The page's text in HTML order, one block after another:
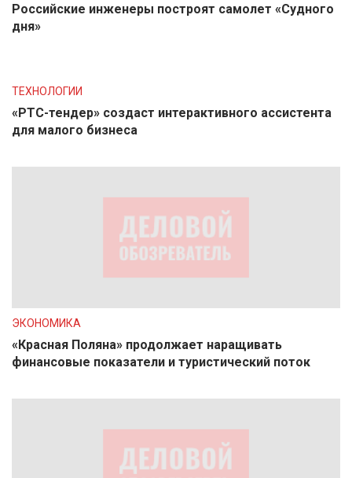
Российские инженеры построят самолет «Судного
дня»
ТЕХНОЛОГИИ
«РТС-тендер» создаст интерактивного ассистента
для малого бизнеса
ЭКОНОМИКА
«Красная Поляна» продолжает наращивать
финансовые показатели и туристический поток